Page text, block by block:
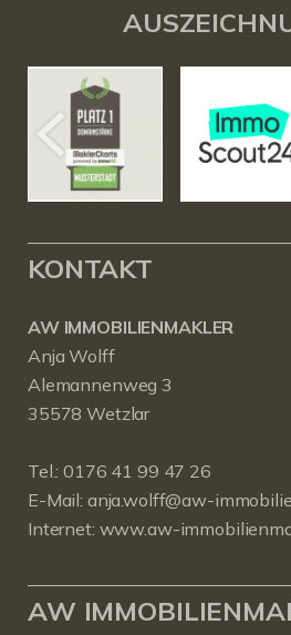
KONTAKT
AW IMMOBILIENMAKLER
Anja Wolff
Alemannenweg 3
35578 Wetzlar
Tel.:0176 41 99 47 26
E-Mail: anja.wolff@aw-
Internet: www.aw-
AW